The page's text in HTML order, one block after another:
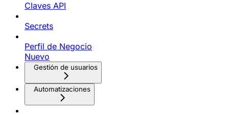
Claves API
Secrets
Perfil de Negocio
Nuevo
Gestión de usuarios
Automatizaciones